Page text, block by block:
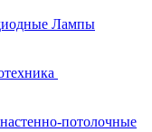
Лампы